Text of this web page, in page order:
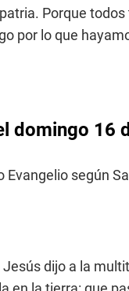
Porque
por lo que
domingo 16
Evangelio según
dijo a la